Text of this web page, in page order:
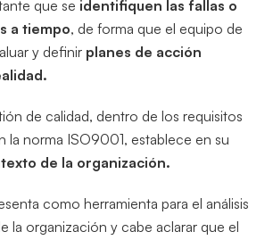
que se identifiquen las fallas o
a tiempo, de forma que el equipo de
y definir planes de acción
de calidad, dentro de los requisitos
la norma ISO9001, establece en su
de la organización.
como herramienta para el análisis
la organización y cabe aclarar que el